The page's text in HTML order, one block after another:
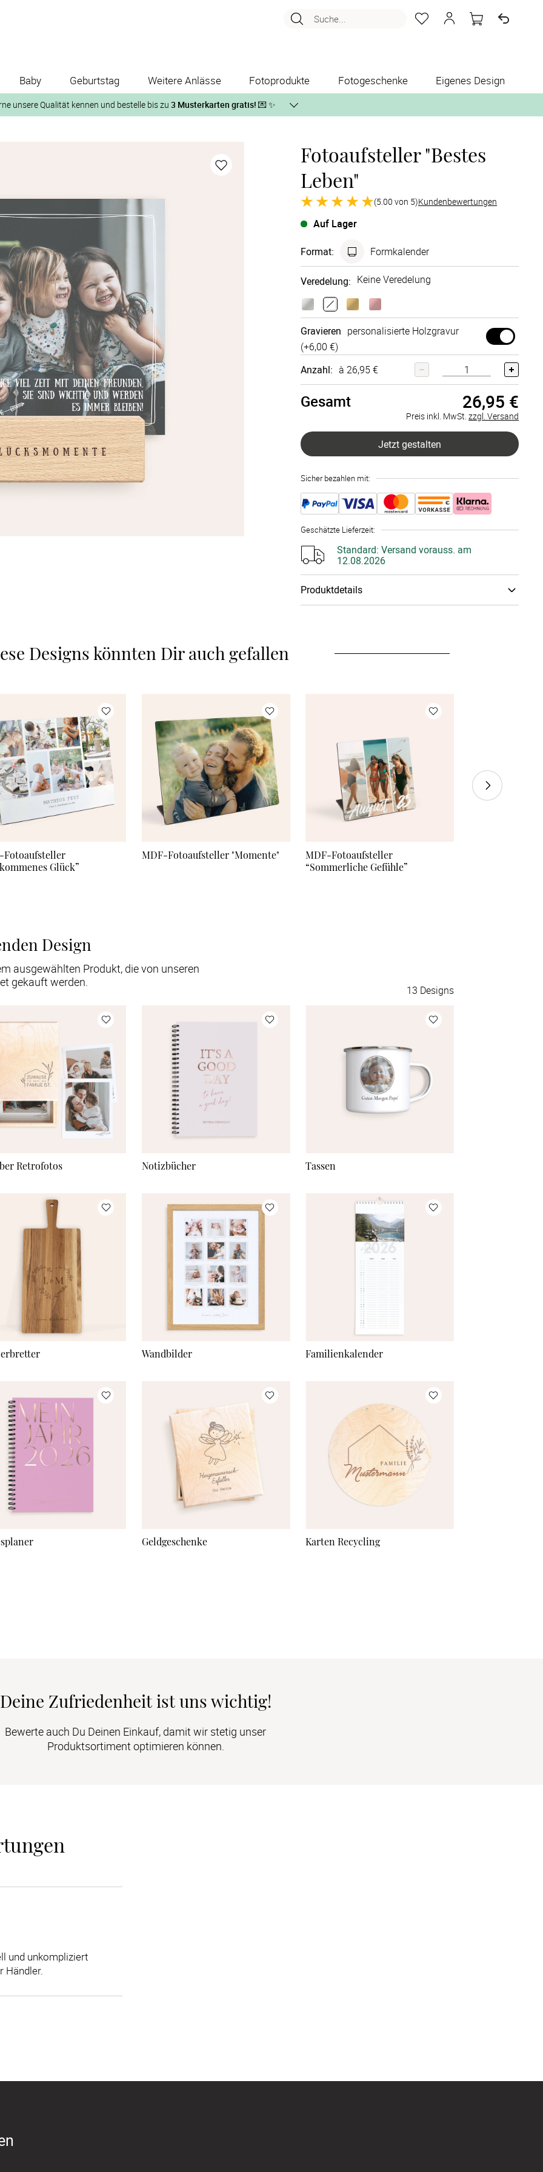
Suche...
Baby Geburtstag Weitere Anlässe Fotoprodukte Fotogeschenke Eigenes Design
unsere Qualität kennen und bestelle bis zu 3 Musterkarten gratis! 💌 ✨
auf der jeweiligen Produktseite und lasse Dir die Karten kostenlos per Post zusenden.
Fotoaufsteller "Bestes
Leben"
(5.00 von 5)Kundenbewertungen
Auf Lager
Format: Formkalender
Veredelung: Keine Veredelung
Gravieren perso­nali­sierte Holz­gravur
(+6,00 €)
Anzahl: à 26,95 €
Gesamt 26,95 €
Preis inkl. MwSt. zzgl. Versand
Jetzt gestalten
Sicher bezahlen mit:
Geschätzte Lieferzeit:
Standard: Versand vorauss. am
12.08.2026
Produktdetails
geliebten Menschen und Freunden machen Freude
einer persönlichen Gravur versehen werden kann.
Designs könnten Dir auch gefallen
Fotoaufsteller
Glück”
MDF-Fotoaufsteller "Momente"
MDF-Fotoaufsteller
“Sommerliche Gefühle”
Design
ausgewählten Produkt, die von unseren
gekauft werden.
13 Designs
Retrofotos Notizbücher Tassen
Wandbilder Familienkalender
Geldgeschenke Karten Recycling
Deine Zufriedenheit ist uns wichtig!
Bewerte auch Du Deinen Einkauf, damit wir stetig unser
Produktsortiment optimieren können.
und unkompliziert
Händler.